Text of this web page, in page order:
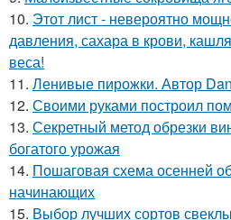
10. Этот лист - невероятно
давления, сахара в крови,
веса!
11. Ленивые пирожки. Автор
12. Своими руками построил
13. Секретный метод обрезки
богатого урожая
14. Пошаговая схема осенней
начинающих
15. Выбор лучших сортов